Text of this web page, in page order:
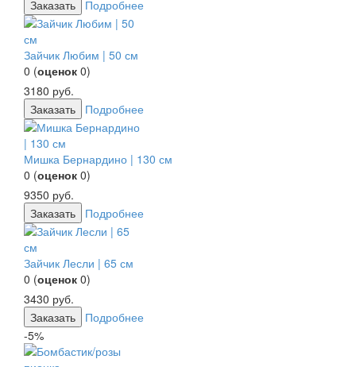
Заказать Подробнее
Зайчик Любим | 50 см
0 (оценок 0)
3180 руб.
Заказать
Подробнее
Мишка Бернардино | 130 см
0 (оценок 0)
9350 руб.
Заказать
Подробнее
Зайчик Лесли | 65 см
0 (оценок 0)
3430 руб.
Заказать
Подробнее
-5%